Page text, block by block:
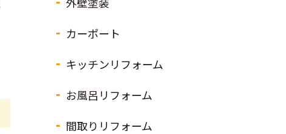
カーポート
キッチンリフォーム
お風呂リフォーム
間取りリフォーム